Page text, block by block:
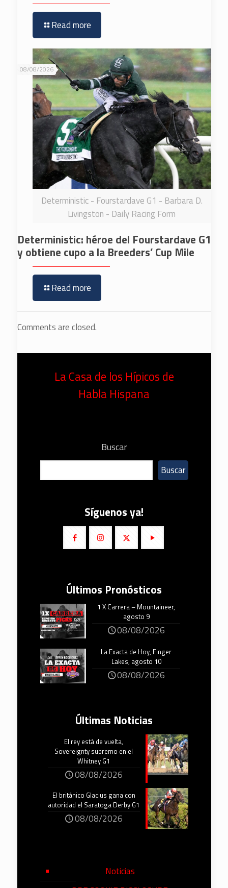
Read more
Deterministic - Fourstardave G1 - Barbara D.
Livingston - Daily Racing Form
08/08/2026
Deterministic: héroe del Fourstardave G1
y obtiene cupo a la Breeders’ Cup Mile
Read more
Comments are closed.
La Casa de los Hípicos de
Habla Hispana
Buscar
Buscar
Síguenos ya!
Últimos Pronósticos
1 X Carrera – Mountaineer,
agosto 9
08/08/2026
La Exacta de Hoy, Finger
Lakes, agosto 10
08/08/2026
Últimas Noticias
El rey está de vuelta,
Sovereignty supremo en el
Whitney G1
08/08/2026
El británico Glacius gana con
autoridad el Saratoga Derby G1
08/08/2026
Noticias